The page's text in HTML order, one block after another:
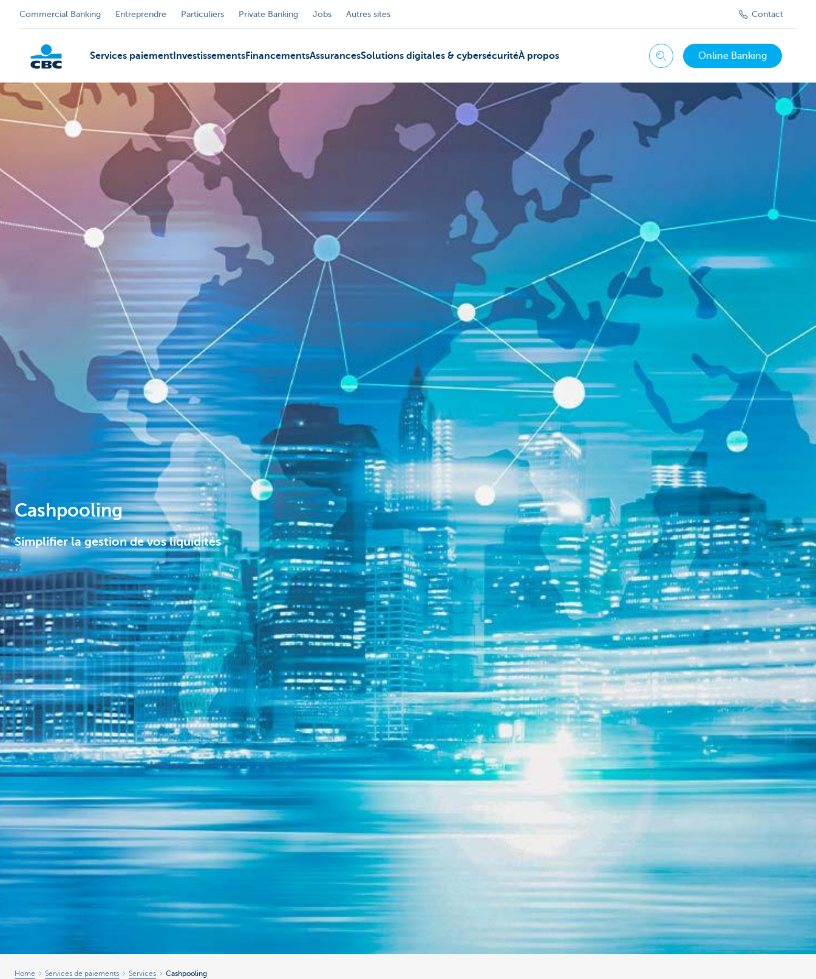
Commercial Banking Entreprendre Particuliers Private Banking Jobs Autres sites Contact
KBC
Services paiement InvestissementsFinancementsAssurancesSolutions digitales & cybersécuritéÀ propos ChercherOnline Banking
Cashpooling
Simplifier la gestion de vos liquidités
Home Services de paiements Services Cashpooling